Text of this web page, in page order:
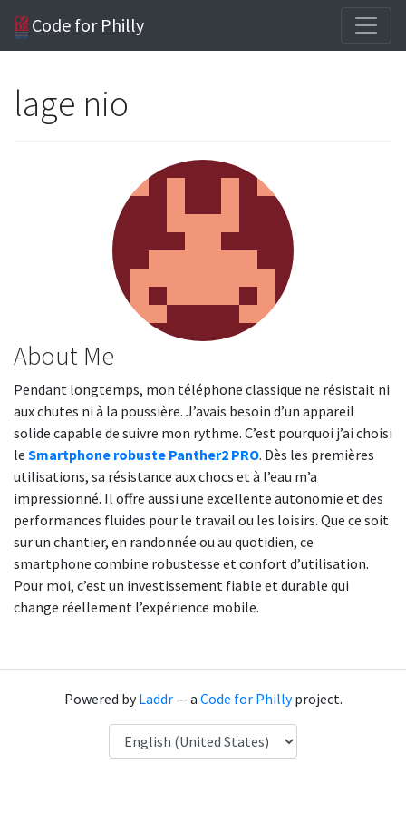
Code for Philly
lage nio
About Me
Pendant longtemps, mon téléphone classique ne résistait ni
aux chutes ni à la poussière. J’avais besoin d’un appareil
solide capable de suivre mon rythme. C’est pourquoi j’ai choisi
le Smartphone robuste Panther2 PRO. Dès les premières
utilisations, sa résistance aux chocs et à l’eau m’a
impressionné. Il offre aussi une excellente autonomie et des
performances fluides pour le travail ou les loisirs. Que ce soit
sur un chantier, en randonnée ou au quotidien, ce
smartphone combine robustesse et confort d’utilisation.
Pour moi, c’est un investissement fiable et durable qui
change réellement l’expérience mobile.
Powered byLaddr— a Code for Phillyproject.
Language